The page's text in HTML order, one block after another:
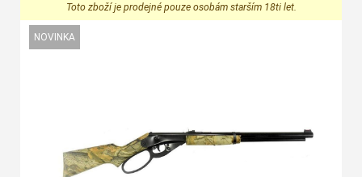
Toto zboží je prodejné pouze osobám starším 18ti let.